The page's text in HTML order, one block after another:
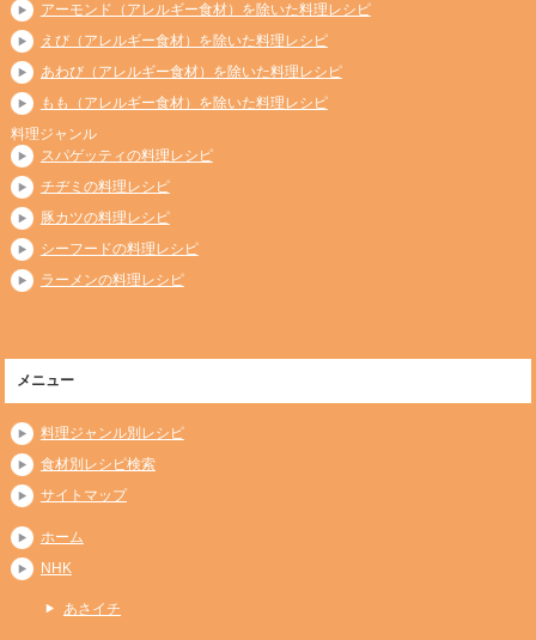
アーモンド（アレルギー食材）を除いた料理レシピ
えび（アレルギー食材）を除いた料理レシピ
あわび（アレルギー食材）を除いた料理レシピ
もも（アレルギー食材）を除いた料理レシピ
料理ジャンル
スパゲッティの料理レシピ
チヂミの料理レシピ
豚カツの料理レシピ
シーフードの料理レシピ
ラーメンの料理レシピ
メニュー
料理ジャンル別レシピ
食材別レシピ検索
サイトマップ
ホーム
NHK
あさイチ